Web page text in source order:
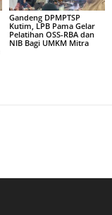
Gandeng DPMPTSP
Kutim, LPB Pama Gelar
Pelatihan OSS-RBA dan
NIB Bagi UMKM Mitra